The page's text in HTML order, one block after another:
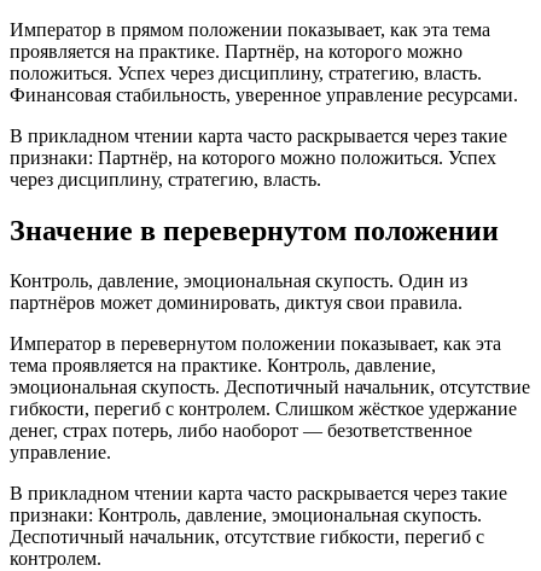
Император в прямом положении показывает, как эта тема
проявляется на практике. Партнёр, на которого можно
положиться. Успех через дисциплину, стратегию, власть.
Финансовая стабильность, уверенное управление ресурсами.
В прикладном чтении карта часто раскрывается через такие
признаки: Партнёр, на которого можно положиться. Успех
через дисциплину, стратегию, власть.
Значение в перевернутом положении
Контроль, давление, эмоциональная скупость. Один из
партнёров может доминировать, диктуя свои правила.
Император в перевернутом положении показывает, как эта
тема проявляется на практике. Контроль, давление,
эмоциональная скупость. Деспотичный начальник, отсутствие
гибкости, перегиб с контролем. Слишком жёсткое удержание
денег, страх потерь, либо наоборот — безответственное
управление.
В прикладном чтении карта часто раскрывается через такие
признаки: Контроль, давление, эмоциональная скупость.
Деспотичный начальник, отсутствие гибкости, перегиб с
контролем.